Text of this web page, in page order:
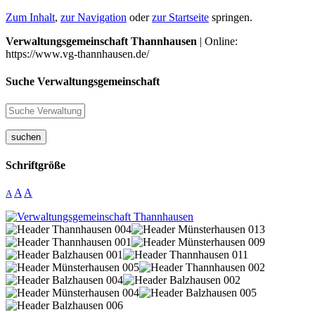
Zum Inhalt, zur Navigation oderzur Startseite springen.
Verwaltungsgemeinschaft Thannhausen | Online:
https://www.vg-thannhausen.de/
Suche Verwaltungsgemeinschaft
suchen
Schriftgröße
A A A